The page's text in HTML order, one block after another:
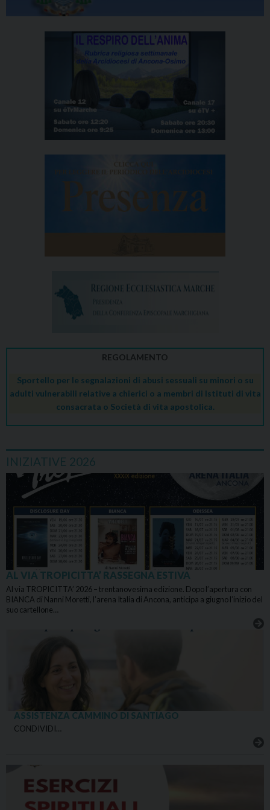
REGOLAMENTO
Sportello per le segnalazioni di abusi sessuali su minori o su
adulti vulnerabili relative a chierici o a membri di Istituti di vita
consacrata o Società di vita apostolica.
INIZIATIVE 2026
AL VIA TROPICITTA’ RASSEGNA ESTIVA
Al via TROPICITTA’ 2026 – trentanovesima edizione. Dopo l’apertura con
BIANCA di Nanni Moretti, l’arena Italia di Ancona, anticipa a giugno l’inizio del
suo cartellone…
ASSISTENZA CAMMINO DI SANTIAGO
CONDIVIDI…